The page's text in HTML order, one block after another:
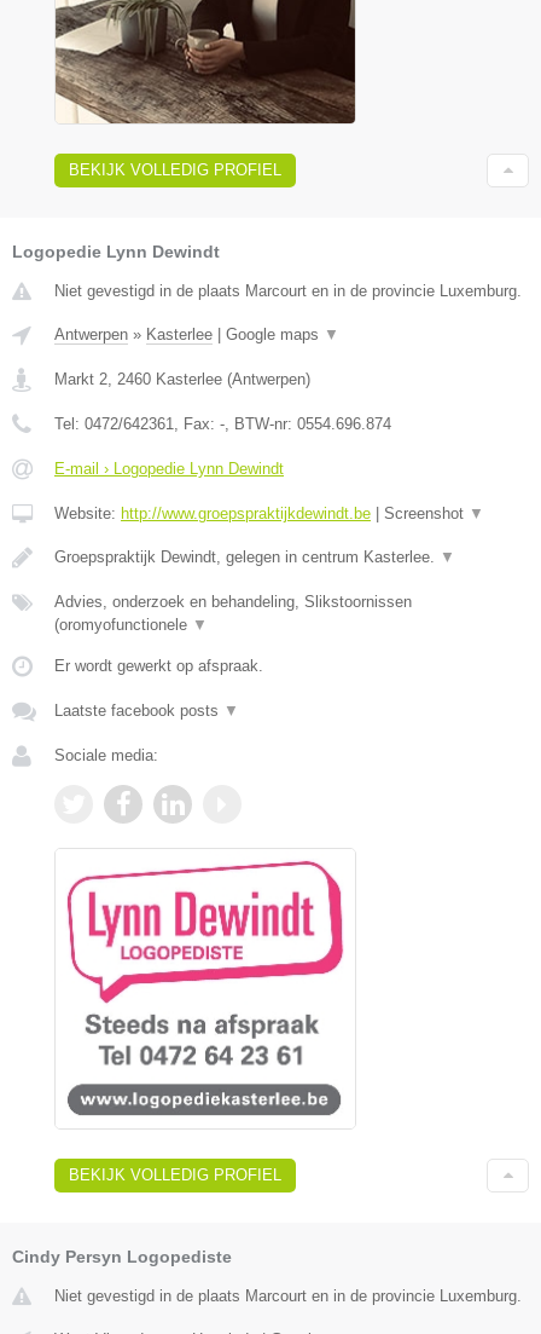
BEKIJK VOLLEDIG PROFIEL
Logopedie Lynn Dewindt
Niet gevestigd in de plaats Marcourt en in de provincie Luxemburg.
Antwerpen » Kasterlee | Google maps ▼
Markt 2 2460 Kasterlee (Antwerpen)
Tel: 0472/642361 , Fax: - , BTW-nr: 0554.696.874
E-mail › Logopedie Lynn Dewindt
Website: http://www.groepspraktijkdewindt.be | Screenshot ▼
Groepspraktijk Dewindt, gelegen in centrum Kasterlee. ▼
Advies, onderzoek en behandeling, Slikstoornissen
(oromyofunctionele ▼
Er wordt gewerkt op afspraak.
Laatste facebook posts ▼
Sociale media:
BEKIJK VOLLEDIG PROFIEL
Cindy Persyn Logopediste
Niet gevestigd in de plaats Marcourt en in de provincie Luxemburg.